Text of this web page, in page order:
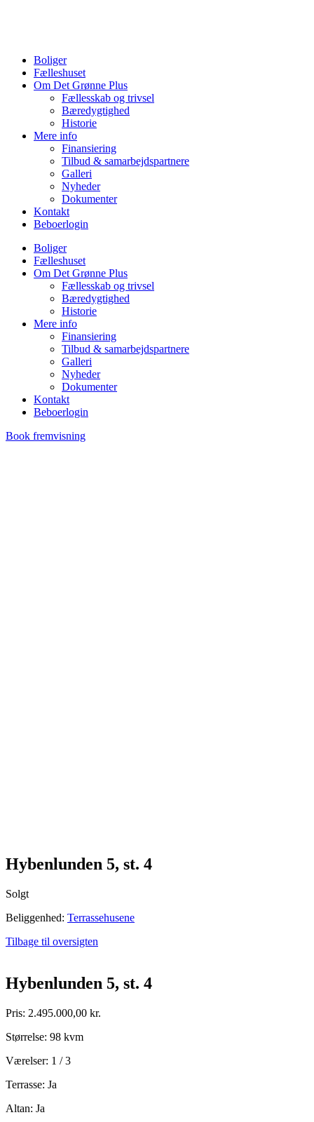
Boliger
Fælleshuset
Om Det Grønne Plus
Fællesskab og trivsel
Bæredygtighed
Historie
Mere info
Finansiering
Tilbud & samarbejdspartnere
Galleri
Nyheder
Dokumenter
Kontakt
Beboerlogin
Boliger
Fælleshuset
Om Det Grønne Plus
Fællesskab og trivsel
Bæredygtighed
Historie
Mere info
Finansiering
Tilbud & samarbejdspartnere
Galleri
Nyheder
Dokumenter
Kontakt
Beboerlogin
Book fremvisning
Hybenlunden 5, st. 4
Solgt
Beliggenhed: Terrassehusene
Tilbage til oversigten
Hybenlunden 5, st. 4
Pris: 2.495.000,00 kr.
Størrelse: 98 kvm
Værelser: 1 / 3
Terrasse: Ja
Altan: Ja